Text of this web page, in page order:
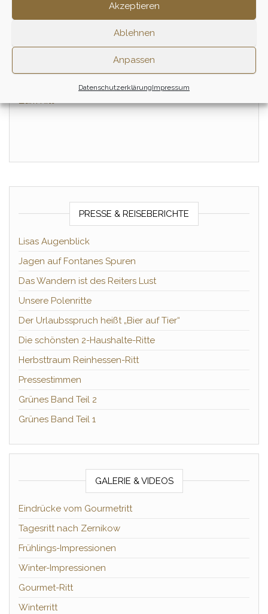
Akzeptieren
Ablehnen
Anpassen
DatenschutzerklärungImpressum
1 Tag
Zum Ritt
– Juli
PRESSE & REISEBERICHTE
Lisas Augenblick
Jagen auf Fontanes Spuren
Das Wandern ist des Reiters Lust
Unsere Polenritte
Der Urlaubsspruch heißt „Bier auf Tier“
Die schönsten 2-Haushalte-Ritte
Herbsttraum Reinhessen-Ritt
Pressestimmen
Grünes Band Teil 2
Grünes Band Teil 1
GALERIE & VIDEOS
Eindrücke vom Gourmetritt
Tagesritt nach Zernikow
Frühlings-Impressionen
Winter-Impressionen
Gourmet-Ritt
Winterritt